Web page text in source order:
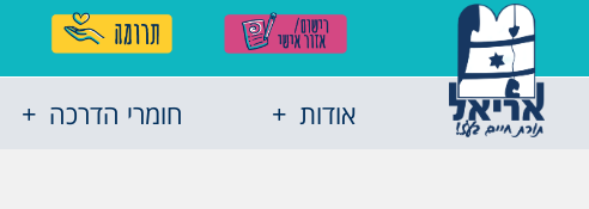
אודות חומרי הדרכה